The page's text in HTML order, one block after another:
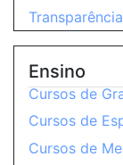
Ensino
Cursos de
Cursos de
Cursos de